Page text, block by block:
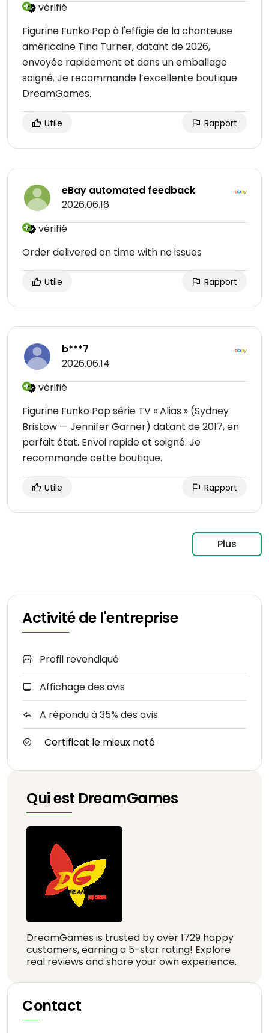
vérifié
Figurine Funko Pop à l'effigie de la chanteuse
américaine Tina Turner, datant de 2026,
envoyée rapidement et dans un emballage
soigné. Je recommande l’excellente boutique
DreamGames.
Utile Rapport
eBay automated feedback
2026.06.16
vérifié
Order delivered on time with no issues
Utile Rapport
b***7
2026.06.14
vérifié
Figurine Funko Pop série TV « Alias » (Sydney
Bristow — Jennifer Garner) datant de 2017, en
parfait état. Envoi rapide et soigné. Je
recommande cette boutique.
Utile Rapport
Plus
Activité de l'entreprise
Profil revendiqué
Affichage des avis
A répondu à 35% des avis
Certificat le mieux noté
Qui est DreamGames
DreamGames is trusted by over 1729 happy
customers, earning a 5-star rating! Explore
real reviews and share your own experience.
Contact